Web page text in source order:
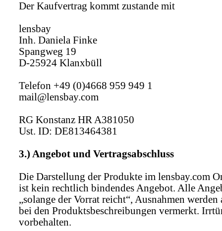
Der Kaufvertrag kommt zustande mit
lensbay
Inh. Daniela Finke
Spangweg 19
D-25924 Klanxbüll
Telefon +49 (0)4668 959 949 1
mail@lensbay.com
RG Konstanz HR A381050
Ust. ID: DE813464381
3.) Angebot und Vertragsabschluss
Die Darstellung der Produkte im lensbay.com
ist kein rechtlich bindendes Angebot. Alle
„solange der Vorrat reicht“, Ausnahmen
bei den Produktsbeschreibungen vermerkt.
vorbehalten.